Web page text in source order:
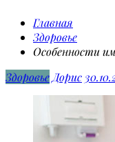
Главная
Здоровье
Особенности
ЗдоровьеДорис